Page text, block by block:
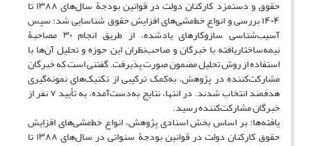
حقوق و دستمزد کارکنان دولت در قوانین بودجۀ سال‌های ۱۳۸۸ تا
۱۴۰۴ بررسی و انواع خط‌مشی‌های افزایش حقوق شناسایی شد؛ سپس
آسیب‌شناسی سازوکارهای یادشده، از طریق انجام ۳۰ مصاحبۀ
نیمه‌ساختاریافته با خبرگان و صاحب‌نظران این حوزه و تحلیل آن‌ها با
استفاده از روش تحلیل مضمون صورت پذیرفت. گفتنی است که خبرگان
مشارکت‌کننده در پژوهش، به‌کمک ترکیبی از تکنیک‌های نمونه‌گیری
هدفمند انتخاب شدند. در انتها، نتایج به‌دست‌آمده، به تأیید ۷ نفر از
خبرگان مشارکت‌کننده رسید.
یافته‌ها: بر اساس بخش اسنادی پژوهش، انواع خط‌مشی‌های افزایش
حقوق کارکنان دولت در قوانین بودجۀ سنواتی در سال‌های ۱۳۸۸ تا